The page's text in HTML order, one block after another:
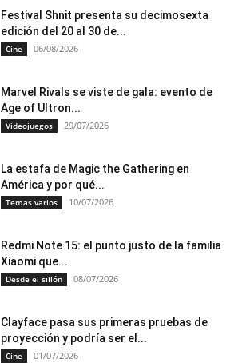
Festival Shnit presenta su decimosexta
edición del 20 al 30 de...
Cine 06/08/2026
Marvel Rivals se viste de gala: evento de
Age of Ultron...
Videojuegos 29/07/2026
La estafa de Magic the Gathering en
América y por qué...
Temas varios 10/07/2026
Redmi Note 15: el punto justo de la familia
Xiaomi que...
Desde el sillón 08/07/2026
Clayface pasa sus primeras pruebas de
proyección y podría ser el...
Cine 01/07/2026